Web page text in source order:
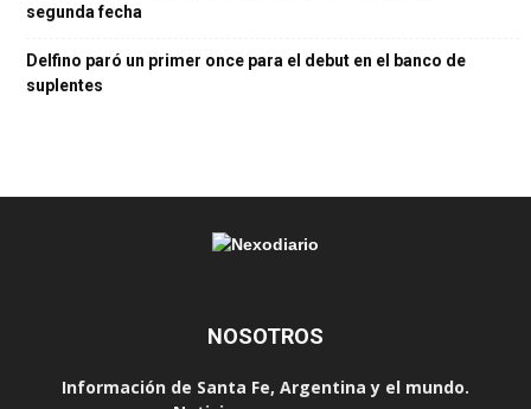
segunda fecha
Delfino paró un primer once para el debut en el banco de
suplentes
NOSOTROS
Información de Santa Fe, Argentina y el mundo.